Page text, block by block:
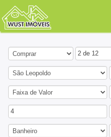
2 de 12
4